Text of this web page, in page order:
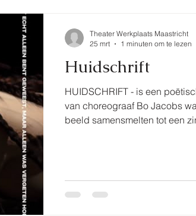
Huidschrift
HUIDSCHRIFT - is een
van choreograaf Bo Jacobs
beeld samensmelten tot een
nieuw locatie in de ENCI is
Theater Werkplaats Maastricht
25 mrt
1 minuten om te lezen